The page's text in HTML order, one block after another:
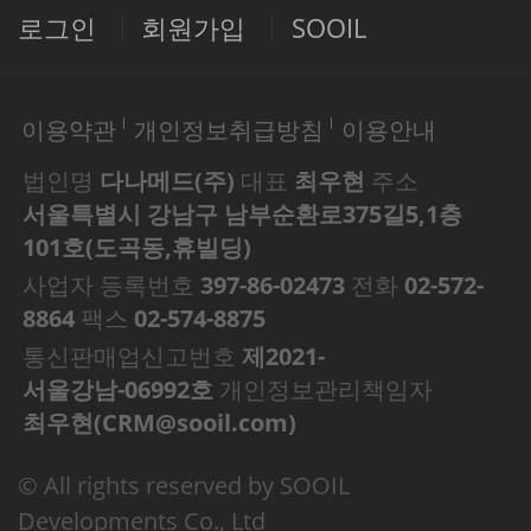
로그인 회원가입 SOOIL
이용약관 개인정보취급방침
이용안내
법인명 다나메드(주) 대표 최우현 주소
서울특별시 강남구 남부순환로375길5,1층
101호(도곡동,휴빌딩)
사업자 등록번호 397-86-02473 전화 02-572-
8864 팩스 02-574-8875
통신판매업신고번호제2021-
서울강남-06992호 개인정보관리책임자
최우현(CRM@sooil.com)
© All rights reserved by SOOIL
Developments Co., Ltd